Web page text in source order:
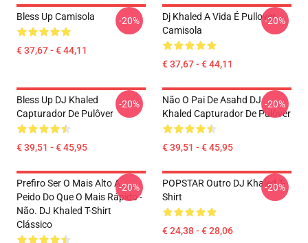
Bless Up Camisola
€ 37,67 - € 44,11
-20%
Dj Khaled A Vida É Pullover
Camisola
€ 37,67 - € 44,11
-20%
Bless Up DJ Khaled
Capturador De Pulôver
€ 39,51 - € 45,95
-20%
Não O Pai De Asahd DJ
Khaled Capturador De Pulôver
€ 39,51 - € 45,95
-20%
Prefiro Ser O Mais Alto A
Peido Do Que O Mais Rápido -
Não. DJ Khaled T-Shirt
Clássico
-20%
POPSTAR Outro DJ Khaled T-
Shirt
€ 24,38 - € 28,06
-20%